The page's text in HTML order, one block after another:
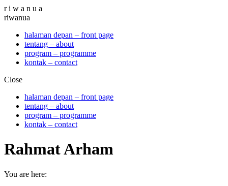
Skip
to
r i w a n u a
riwanua
halaman depan – front page
tentang – about
program – programme
kontak – contact
Close
halaman depan – front page
tentang – about
program – programme
kontak – contact
Rahmat Arham
You are here: